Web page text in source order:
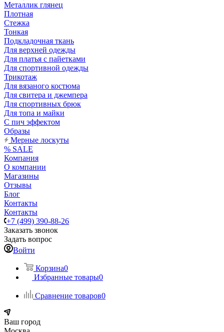
Металлик глянец
Плотная
Стежка
Тонкая
Подкладочная ткань
Для верхней одежды
Для платья с пайетками
Для спортивной одежды
Трикотаж
Для вязаного костюма
Для свитера и джемпера
Для спортивных брюк
Для топа и майки
С пич эффектом
Образы
Мерные лоскуты
% SALE
Компания
О компании
Магазины
Отзывы
Блог
Контакты
Контакты
+7 (499) 390-88-26
Заказать звонок
Задать вопрос
Войти
Корзина0
Избранные товары0
Сравнение товаров0
Ваш город